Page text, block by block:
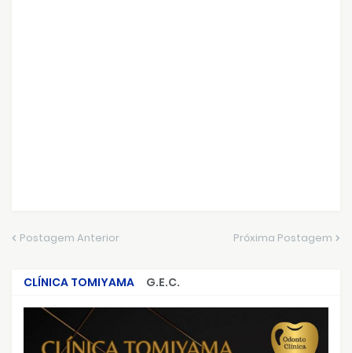
Postagem Anterior Próxima Postagem
CLÍNICA TOMIYAMA
G.E.C.
CRIMES QUE ABALARAM O BRASIL